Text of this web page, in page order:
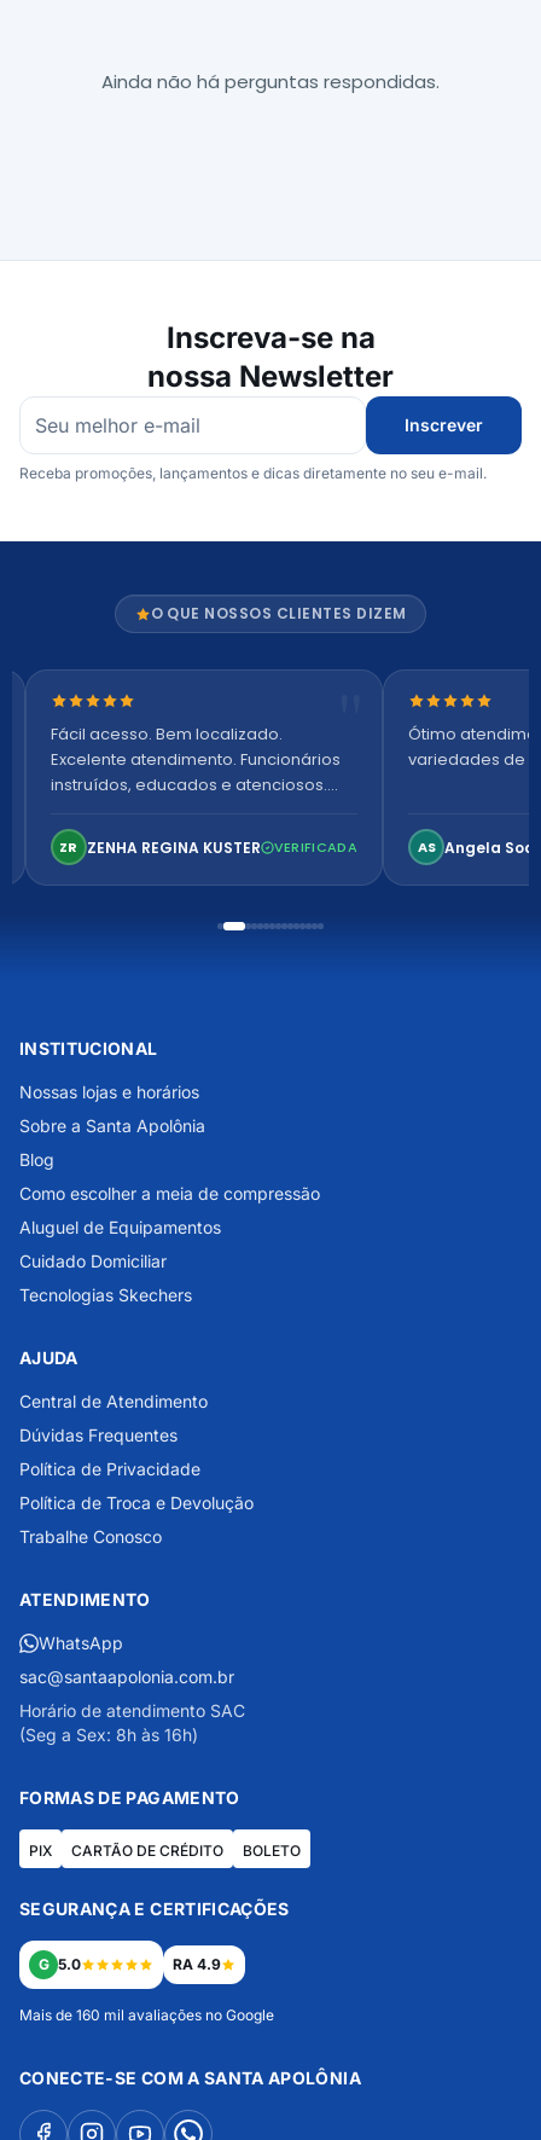
Ainda não há perguntas respondidas.
Inscreva-se na
nossa Newsletter
Inscrever
Receba promoções, lançamentos e dicas diretamente no seu e-mail.
O QUE NOSSOS CLIENTES DIZEM
Nota 5 de 5 estrelas
Fácil acesso. Bem localizado.
Excelente atendimento. Funcionários
instruídos, educados e atenciosos.
confortável. Perfeito!
ZR ZENHA REGINA KUSTER VERIFICADA
Nota 5 de 5
Ótimo
variedades de
AS Angela
INSTITUCIONAL
Nossas lojas e horários
Sobre a Santa Apolônia
Blog
Como escolher a meia de compressão
Aluguel de Equipamentos
Cuidado Domiciliar
Tecnologias Skechers
AJUDA
Central de Atendimento
Dúvidas Frequentes
Política de Privacidade
Política de Troca e Devolução
Trabalhe Conosco
ATENDIMENTO
WhatsApp
sac@santaapolonia.com.br
Horário de atendimento SAC
(Seg a Sex: 8h às 16h)
FORMAS DE PAGAMENTO
PIX CARTÃO DE CRÉDITO BOLETO
SEGURANÇA E CERTIFICAÇÕES
G 5.0 RA 4.9
Mais de 160 mil avaliações no Google
CONECTE-SE COM A SANTA APOLÔNIA